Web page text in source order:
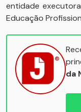
entidade
Educação
da